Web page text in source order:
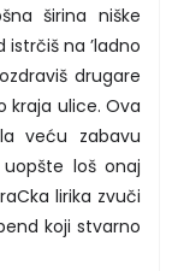
širina niške
istrčiš na ’ladno
drugare
kraja ulice. Ova
veću zabavu
loš onaj
lirika zvuči
koji stvarno